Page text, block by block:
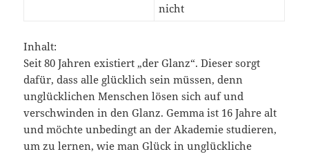
nicht
Inhalt:
Seit 80 Jahren existiert „der Glanz“. Dieser sorgt
dafür, dass alle glücklich sein müssen, denn
unglücklichen Menschen lösen sich auf und
verschwinden in den Glanz. Gemma ist 16 Jahre alt
und möchte unbedingt an der Akademie studieren,
um zu lernen, wie man Glück in unglückliche